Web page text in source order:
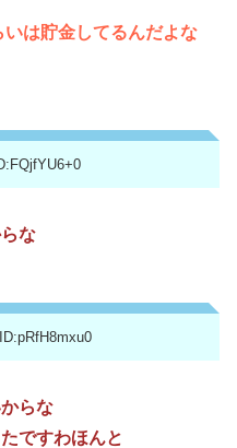
は貯金してるんだよな
な
ID:pRfH8mxu0
らな
ですわほんと